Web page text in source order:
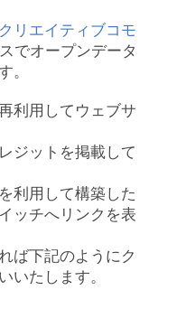
クリエイティブコモ
でオープンデータ
。
利用してウェブサ
ジットを掲載して
利用して構築した
ッチへリンクを表
ば下記のようにク
いたします。